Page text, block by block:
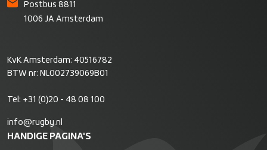
Postbus 8811
1006 JA Amsterdam
KvK Amsterdam: 40516782
BTW nr: NL002739069B01
Tel: +31 (0)20 - 48 08 100
info@rugby.nl
HANDIGE PAGINA'S